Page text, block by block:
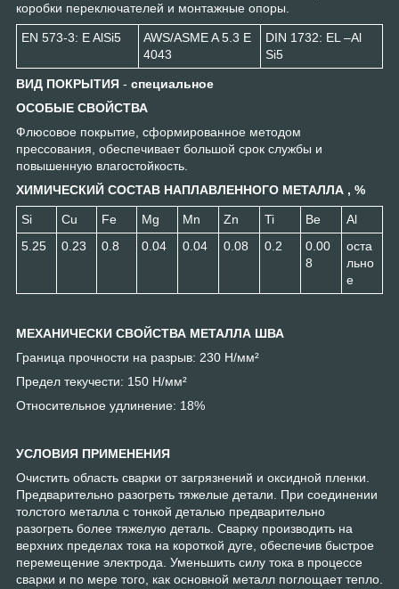
коробки переключателей и монтажные опоры.
EN 573-3: E AlSi5
AWS/ASME A 5.3 E
4043
DIN 1732: EL –Al
Si5
ВИД ПОКРЫТИЯ - специальное
ОСОБЫЕ СВОЙСТВА
Флюсовое покрытие, сформированное методом
прессования, обеспечивает большой срок службы и
повышенную влагостойкость.
ХИМИЧЕСКИЙ СОСТАВ НАПЛАВЛЕННОГО МЕТАЛЛА , %
Si Cu Fe Mg Mn Zn Ti Be
Al
5.25
0.23 0.8 0.04 0.04 0.08 0.2
0.00
8
оста
льно
е
МЕХАНИЧЕСКИ СВОЙСТВА МЕТАЛЛА ШВА
Граница прочности на разрыв: 230 Н/мм²
Предел текучести: 150 Н/мм²
Относительное удлинение: 18%
УСЛОВИЯ ПРИМЕНЕНИЯ
Очистить область сварки от загрязнений и оксидной пленки.
Предварительно разогреть тяжелые детали. При соединении
толстого металла с тонкой деталью предварительно
разогреть более тяжелую деталь. Сварку производить на
верхних пределах тока на короткой дуге, обеспечив быстрое
перемещение электрода. Уменьшить силу тока в процессе
сварки и по мере того, как основной металл поглощает тепло.